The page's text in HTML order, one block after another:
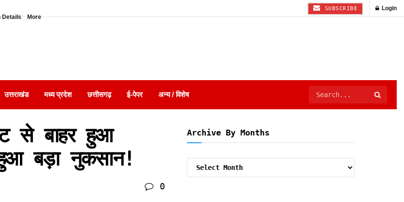
Details More
SUBSCRIBE Login
उत्तराखंड मध्य प्रदेश छत्तीसगढ़ ई-पेपर अन्य / विशेष
से बाहर हुआ
बड़ा नुकसान!
0
Archive By Months